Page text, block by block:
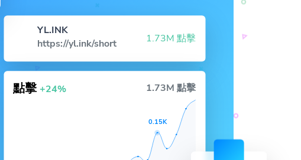
YL.INK
https://yl.ink/short
1.73M 點擊
點擊 +24% 1.73M 點擊
0.15K